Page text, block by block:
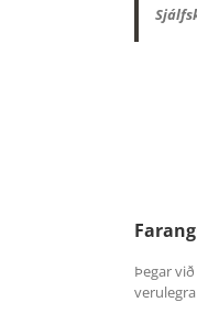
Þegar